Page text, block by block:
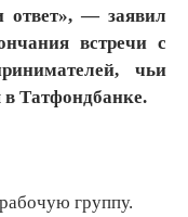
ответ», — заявил
встречи с
чьи
в Татфондбанке.
группу.